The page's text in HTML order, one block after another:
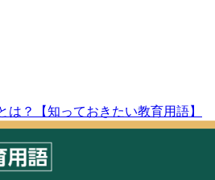
は？【知っておきたい教育用語】